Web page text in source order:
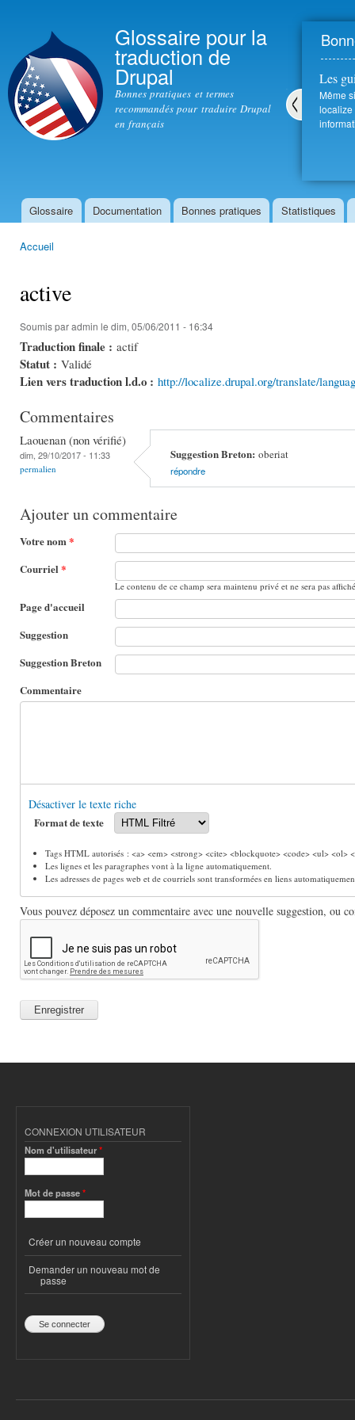
Glossaire pour la
traduction de
Drupal
Bonnes pratiques et termes
recommandés pour traduire Drupal
en français
Les
Même
localize
Menu principal
Glossaire Documentation Bonnes pratiques Statistiques
Accueil
active
Soumis paradmin le dim, 05/06/2011 - 16:34
Traduction finale : actif
Statut : Validé
Lien vers traduction l.d.o : http://localize.drupal.org/translate/
Commentaires
Laouenan (non vérifié)
dim, 29/10/2017 - 11:33
permalien
Suggestion Breton: oberiat
répondre
Ajouter un commentaire
Votre nom*
Courriel *
Le contenu de ce champ sera maintenu privé et ne sera pas
Page d'accueil
Suggestion
Suggestion Breton
Commentaire
Désactiver le texte riche
Format de texte
Tags HTML autorisés : <a> <em> <strong> <cite> <blockquote> <code> <ul>
Les lignes et les paragraphes vont à la ligne automatiquement.
Les adresses de pages web et de courriels sont transformées en liens
Vous pouvez déposez un commentaire avec une nouvelle suggestion, ou
CONNEXION UTILISATEUR
Nom d'utilisateur*
Mot de passe*
Créer un nouveau compte
Demander un nouveau mot de
passe